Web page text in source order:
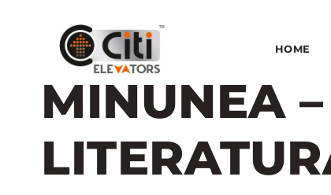
HOME
MINUNEA